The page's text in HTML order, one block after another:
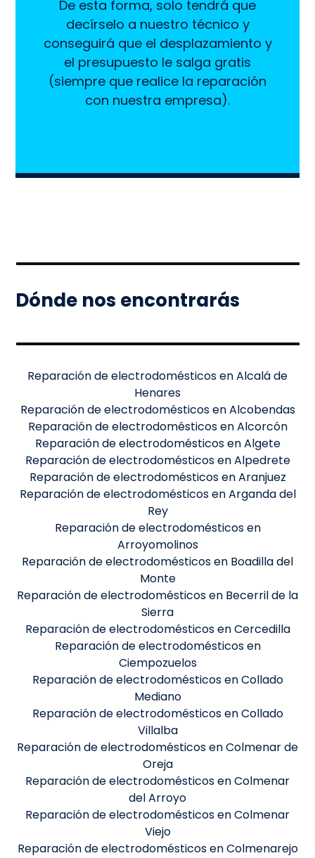
De esta forma, solo tendrá que
decírselo a nuestro técnico y
conseguirá que el desplazamiento y
el presupuesto le salga gratis
(siempre que realice la reparación
con nuestra empresa).
Dónde nos encontrarás
Reparación de electrodomésticos en Alcalá de
Henares
Reparación de electrodomésticos en Alcobendas
Reparación de electrodomésticos en Alcorcón
Reparación de electrodomésticos en Algete
Reparación de electrodomésticos en Alpedrete
Reparación de electrodomésticos en Aranjuez
Reparación de electrodomésticos en Arganda del
Rey
Reparación de electrodomésticos en
Arroyomolinos
Reparación de electrodomésticos en Boadilla del
Monte
Reparación de electrodomésticos en Becerril de la
Sierra
Reparación de electrodomésticos en Cercedilla
Reparación de electrodomésticos en
Ciempozuelos
Reparación de electrodomésticos en Collado
Mediano
Reparación de electrodomésticos en Collado
Villalba
Reparación de electrodomésticos en Colmenar de
Oreja
Reparación de electrodomésticos en Colmenar
del Arroyo
Reparación de electrodomésticos en Colmenar
Viejo
Reparación de electrodomésticos en Colmenarejo